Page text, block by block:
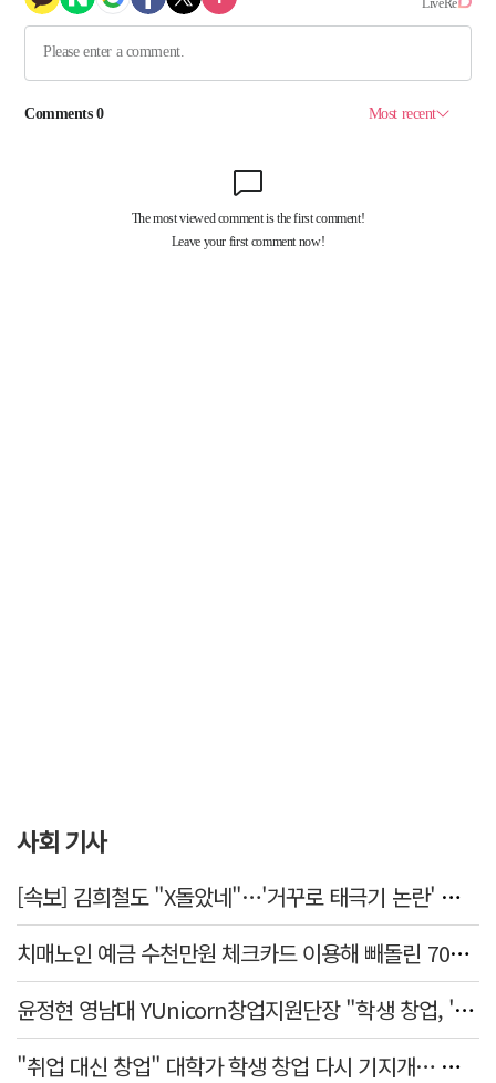
사회 기사
[속보] 김희철도 "X돌았네"…'거꾸로 태극기 논란' 인천시 현수막, 이틀 만에 철거
치매노인 예금 수천만원 체크카드 이용해 빼돌린 70대 간병인, 집행유예
윤정현 영남대 YUnicorn창업지원단장 "학생 창업, '팀 빌딩'이 제일 중요"
"취업 대신 창업" 대학가 학생 창업 다시 기지개… 창업자·기업·매출 동반 성장